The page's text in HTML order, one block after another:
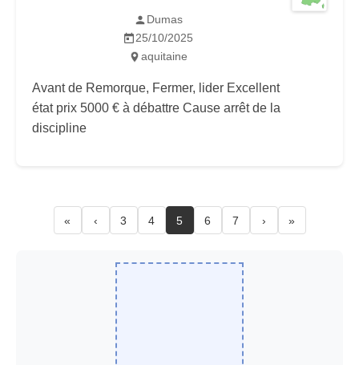
Dumas
25/10/2025
aquitaine
Avant de Remorque, Fermer, lider Excellent
état prix 5000 € à débattre Cause arrêt de la
discipline
« ‹ 3 4 5 6 7 › »